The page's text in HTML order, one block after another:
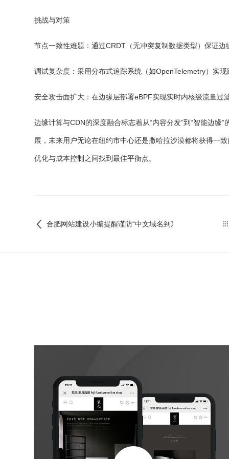
挑战与对策
节点一致性难题：通过CRDT（无冲突复制数据类型）保证
调试复杂度：采用分布式追踪系统（如OpenTelemetry）实
安全攻击面扩大：在边缘层部署eBPF实现实时内核级流量过
边缘计算与CDN的深度融合标志着从“内容分发”到“智能边
展，未来用户无论在纽约市中心还是撒哈拉沙漠都将获得一
优化与成本控制之间找到最佳平衡点。
合肥网站建设小编提醒谨防“中文域名到期需要续费”骗局